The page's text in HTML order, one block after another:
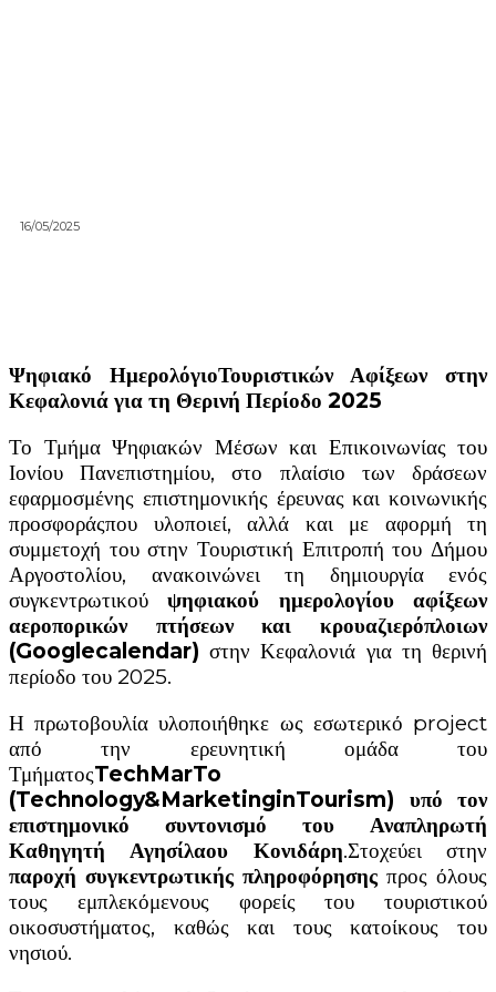
16/05/2025
Ψηφιακό ΗμερολόγιοΤουριστικών Αφίξεων στην
Κεφαλονιά για τη Θερινή Περίοδο 2025
Το Τμήμα Ψηφιακών Μέσων και Επικοινωνίας του
Ιονίου Πανεπιστημίου, στο πλαίσιο των δράσεων
εφαρμοσμένης επιστημονικής έρευνας και κοινωνικής
προσφοράςπου υλοποιεί, αλλά και με αφορμή τη
συμμετοχή του στην Τουριστική Επιτροπή του Δήμου
Αργοστολίου, ανακοινώνει τη δημιουργία ενός
συγκεντρωτικούψηφιακού ημερολογίου αφίξεων
αεροπορικών πτήσεων και κρουαζιερόπλοιων
(Googlecalendar) στην Κεφαλονιά για τη θερινή
περίοδο του 2025.
Η πρωτοβουλία υλοποιήθηκε ως εσωτερικό project
από την ερευνητική ομάδα του
ΤμήματοςTechMarTo
(Technology&MarketinginTourism) υπό τον
επιστημονικό συντονισμό του Αναπληρωτή
Καθηγητή Αγησίλαου Κονιδάρη.Στοχεύει στην
παροχή συγκεντρωτικής πληροφόρησης προς όλους
τους εμπλεκόμενους φορείς του τουριστικού
οικοσυστήματος, καθώς και τους κατοίκους του
νησιού.